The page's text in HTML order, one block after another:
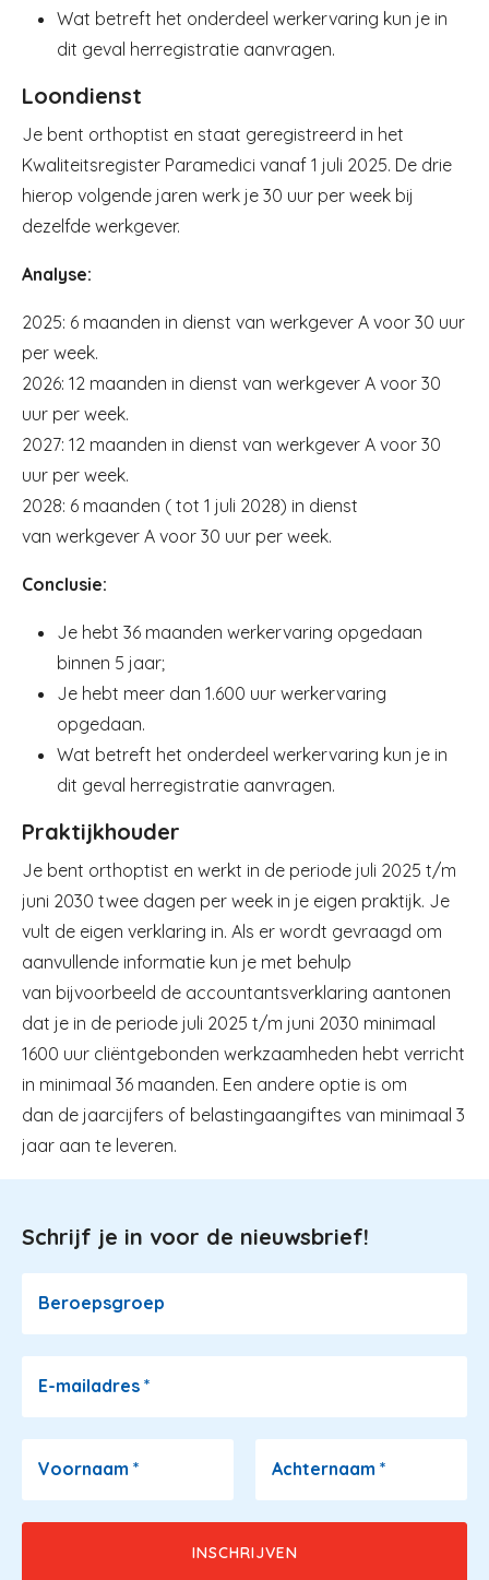
Wat betreft het onderdeel werkervaring kun je in
dit geval herregistratie aanvragen.
Loondienst
Je bent orthoptist en staat geregistreerd in het
Kwaliteitsregister Paramedici vanaf 1 juli 2025. De drie
hierop volgende jaren werk je 30 uur per week bij
dezelfde werkgever.
Analyse:
2025: 6 maanden in dienst van werkgever A voor 30 uur
per week.
2026: 12 maanden in dienst van werkgever A voor 30
uur per week.
2027: 12 maanden in dienst van werkgever A voor 30
uur per week.
2028: 6 maanden ( tot 1 juli 2028) in dienst
van werkgever A voor 30 uur per week.
Conclusie:
Je hebt 36 maanden werkervaring opgedaan
binnen 5 jaar;
Je hebt meer dan 1.600 uur werkervaring
opgedaan.
Wat betreft het onderdeel werkervaring kun je in
dit geval herregistratie aanvragen.
Praktijkhouder
Je bent orthoptist en werkt in de periode juli 2025 t/m
juni 2030 twee dagen per week in je eigen praktijk. Je
vult de eigen verklaring in. Als er wordt gevraagd om
aanvullende informatie kun je met behulp
van bijvoorbeeld de accountantsverklaring aantonen
dat je in de periode juli 2025 t/m juni 2030 minimaal
1600 uur cliëntgebonden werkzaamheden hebt verricht
in minimaal 36 maanden. Een andere optie is om
dan de jaarcijfers of belastingaangiftes van minimaal 3
jaar aan te leveren.
Image
Schrijf je in voor de nieuwsbrief!
Beroepsgroep
E-mailadres *
Voornaam * Achternaam *